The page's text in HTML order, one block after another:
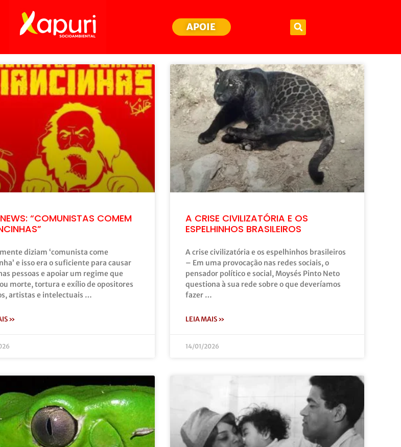
APOIE
“COMUNISTAS COMEM
diziam ‘comunista come
e isso era o suficiente para causar
pessoas e apoiar um regime que
morte, tortura e exílio de opositores
artistas e intelectuais …
»
A CRISE CIVILIZATÓRIA E OS
ESPELHINHOS BRASILEIROS
A crise civilizatória e os espelhinhos brasileiros
– Em uma provocação nas redes sociais, o
pensador político e social, Moysés Pinto Neto
questiona à sua rede sobre o que deveríamos
fazer …
LEIA MAIS »
14/01/2026